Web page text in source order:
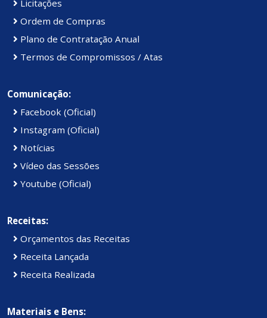
Licitações
Ordem de Compras
Plano de Contratação Anual
Termos de Compromissos / Atas
Comunicação:
Facebook (Oficial)
Instagram (Oficial)
Notícias
Vídeo das Sessões
Youtube (Oficial)
Receitas:
Orçamentos das Receitas
Receita Lançada
Receita Realizada
Materiais e Bens: